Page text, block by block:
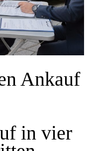
Ankauf
in vier